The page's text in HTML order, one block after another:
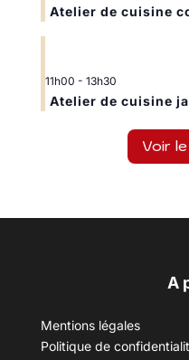
Atelier de cuisine
11h00 - 13h30
Atelier de cuisine
Voir
A
Mentions légales
Politique de